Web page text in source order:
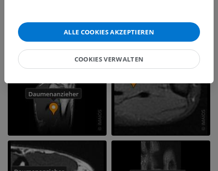
ALLE COOKIES AKZEPTIEREN
COOKIES VERWALTEN